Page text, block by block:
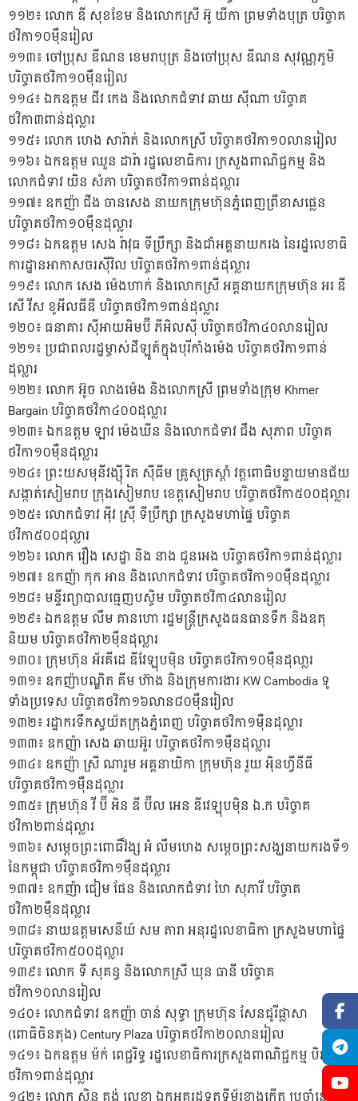
១១២៖ លោក ឌី សុខខែម និងលោកស្រី អ៊ូ យីកា ព្រមទាំងបុត្រ បរិច្ចាគ
ថវិកា១០ម៉ឹនរៀល
១១៣៖ ចៅប្រុស ឌីណន ខេមរាបុត្រ និងចៅប្រុស ឌីណន សុវណ្ណភូមិ
បរិច្ចាគថវិកា១០ម៉ឹនរៀល
១១៤៖ ឯកឧត្តម ជីវ កេង និងលោកជំទាវ ឆាយ ស៉ីណា បរិច្ចាគ
ថវិកា៣ពាន់ដុល្លារ
១១៥៖ លោក ហេង សារ៉ាត់ និងលោកស្រី បរិច្ចាគថវិកា១០លានរៀល
១១៦៖ ឯកឧត្តម ឈួន ដារ៉ា រដ្ឋលេខាធិការ ក្រសួងពាណិជ្ជកម្ម និង
លោកជំទាវ យិន សំភា បរិច្ចាគថវិកា១ពាន់ដុល្លារ
១១៧៖ ឧកញ៉ា ជីង ចានសេង នាយកក្រុមហ៊ុនភ្នំពេញព្រីខាសផ្លេន
បរិច្ចាគថវិកា១០ម៉ឹនដុល្លារ
១១៨៖ ឯកឧត្តម សេង រ៉ាវុធ ទីប្រឹក្សា និងជាំអគ្គនាយករង នៃរដ្ឋលេខាធិ
ការដ្ឋានអាកាសចរស៉ីវិល បរិច្ចាគថវិកា១ពាន់ដុល្លារ
១១៩៖ លោក សេង ម៉េងហាក់ និងលោកស្រី អគ្គនាយកក្រុមហ៊ុន អរ ឌី
សើ វីស ខូអីលធីឌី បរិច្ចាគថវិកា១ពាន់ដុល្លារ
១២០៖ ធនាគារ ស៊ីអាយអិមប៊ី ភីអិលស៊ី បរិច្ចាគថវិកា៤០លានរៀល
១២១៖ ប្រជាពលរដ្ឋម្ចាស់ដីឡូត៍ក្នុងបុរីកាំងម៉េង បរិច្ចាគថវិកា១ពាន់
ដុល្លារ
១២២៖ លោក អ៊ូច លាងម៉េង និងលោកស្រី ព្រមទាំងក្រុម Khmer
Bargain បរិច្ចាគថវិកា៤០០ដុល្លារ
១២៣៖ ឯកឧត្តម ឡាវ ម៉េងឃីន និងលោកជំទាវ ជឹង សុភាព បរិច្ចាគ
ថវិកា១០ម៉ឺនដុល្លារ
១២៤៖ ព្រះយសមុនីវង្ស៊ី រិត ស៊ីធីម គ្រូសូត្រស្តាំ វត្តពោធិបន្ទាយមានជ័យ
សង្កាត់សៀមរាប ក្រុងសៀមរាប ខេត្តសៀមរាប បរិច្ចាគថវិកា៥០០ដុល្លារ
១២៥៖ លោកជំទាវ អ៉ីវ ស្រ៊ី ទីប្រឹក្សា ក្រសួងមហាផ្ទៃ បរិច្ចាគ
ថវិកា៥០០ដុល្លារ
១២៦៖ លោក វឿង សេដ្ឋា និង នាង ជួនអេង បរិច្ចាគថវិកា១ពាន់ដុល្លារ
១២៧៖ ឧកញ៉ា កុក អាន និងលោកជំទាវ បរិច្ចាគថវិកា១០ម៉ឺនដុល្លារ
១២៨៖ មន្ទីរព្យាបាលធ្មេញបស្ចិម បរិច្ចាគថវិកា៤លានរៀល
១២៩៖ ឯកឧត្តម លឹម គានហោ រដ្ឋមន្រ្តីក្រសួងធនធានទឹក និងឧតុ
និយម បរិច្ចាគថវិកា២ម៉ឺនដុល្លារ
១៣០៖ ក្រុមហ៊ុន អ័រគីដេ ឌីវែឡុបម៉ិន បរិច្ចាគថវិកា១០ម៉ឺនដុលា្លរ
១៣១៖ ឧកញ៉ាបណ្ឌិត គីម ហ៊ាង និងក្រុមការងារ KW Cambodia ទូ
ទាំងប្រទេស បរិច្ចាគថវិកា១៦លាន៨០ម៉ឺនរៀល
១៣២៖ រដ្ឋាករទឹកស្វយ័តក្រុងភ្នំពេញ បរិច្ចាគថវិកា១ម៉ឺនដុល្លារ
១៣៣៖ ឧកញ៉ា សេង ឆាយអ៊ួរ បរិច្ចាគថវិកា១ម៉ឺនដុល្លារ
១៣៤៖ ឧកញ៉ា ស្រី ណារួម អគ្គនាយិកា ក្រុមហ៊ុន រួយ អ៉ិនហ្វីនីធី
បរិច្ចាគថវិកា១ម៉ឺនដុល្លារ
១៣៥៖ ក្រុមហ៊ុន វី ប៊ី អិន ឌី ប៊ីល អេន ឌីវេឡុបម៉ិន ឯ.ក បរិច្ចាគ
ថវិកា២ពាន់ដុល្លារ
១៣៦៖ សម្ដេចព្រះពោធិ៍វ័ង្ស អំ លឹមហេង សម្ដេចព្រះសង្ឃនាយករងទី១
នៃកម្ពុជា បរិច្ចាគថវិកា១ម៉ឺនដុល្លារ
១៣៧៖ ឧកញ៉ា ជៀម ផែន និងលោកជំទាវ ហៃ សុភារី បរិច្ចាគ
ថវិកា២ម៉ឺនដុល្លារ
១៣៨៖ នាយឧត្តមសេនីយ៍ សម តារា អនុរដ្ឋលេខាធិកា ក្រសួងមហាផ្ទៃ
បរិច្ចាគថវិកា៥០០ដុល្លារ
១៣៩៖ លោក ទី សុគន្ធ និងលោកស្រី ឃុន ធានី បរិច្ចាគ
ថវិកា១០លានរៀល
១៤០៖ លោកជំទាវ ឧកញ៉ា ចាន់ សុទ្ធា ក្រុមហ៊ុន សែនជូរីផ្លាសា
(ពោធិចិនតុង) Century Plaza បរិច្ចាគថវិកា២០លានរៀល
១៤១៖ ឯកឧត្តម ម៉ក់ ពេជ្ជរិទ្ធ រដ្ឋលេខាធិការក្រសួងពាណិជ្ជកម្ម បិរច្ចាគ
ថវិកា១ពាន់ដុល្លារ